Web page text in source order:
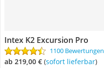
Intex K2 Excursion Pro
1100 Bewertungen
ab 219,00 € ( Sofort lieferbar)